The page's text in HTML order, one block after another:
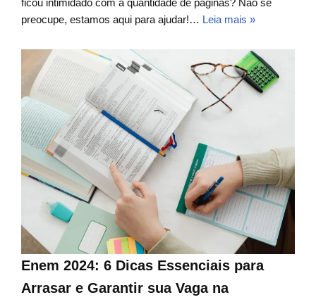
ficou intimidado com a quantidade de páginas? Não se
preocupe, estamos aqui para ajudar!… Leia mais »
Enem 2024: 6 Dicas Essenciais para
Arrasar e Garantir sua Vaga na